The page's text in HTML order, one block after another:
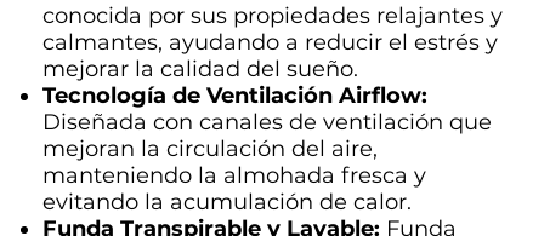
conocida por sus propiedades relajantes y
calmantes, ayudando a reducir el estrés y
mejorar la calidad del sueño.
Tecnología de Ventilación Airflow:
Diseñada con canales de ventilación que
mejoran la circulación del aire,
manteniendo la almohada fresca y
evitando la acumulación de calor.
Funda Transpirable y Lavable: Funda